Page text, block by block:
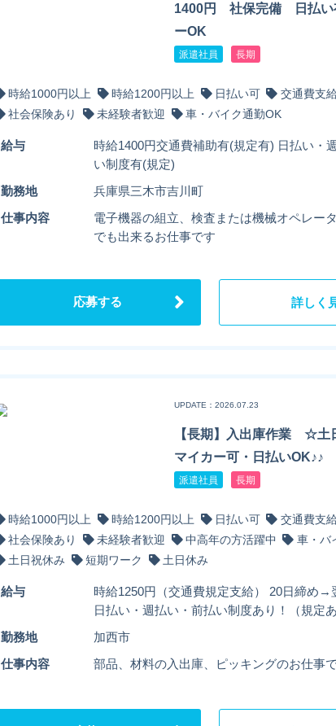
1400円 社保完備 日払
ーOK
派遣社員 長期
時給1000円以上 時給1200円以上 日払い可
交通費支給
社会保険あり
未経験者歓迎 車・バイク通勤OK
給与
時給1400円交通費補助有(規定有) 日払い・
い制度有(規定)
勤務地 兵庫県三木市吉川町
仕事内容
電子機器の組立、検査または機械オペレー
でも出来るお仕事です
応募する 詳しく
UPDATE：2026.07.23
【長期】入出庫作業 ☆土
マイカー可・日払いOK♪♪
派遣社員 長期
時給1000円以上 時給1200円以上 日払い可
交通費支給
社会保険あり
未経験者歓迎 中高年の方活躍中
車・バ
土日祝休み
短期ワーク 土日休み
給与
時給1250円（交通費規定支給） 20日締め→
日払い・週払い・前払い制度あり！（規定あ
勤務地 加西市
仕事内容 部品、材料の入出庫、ピッキングのお仕事